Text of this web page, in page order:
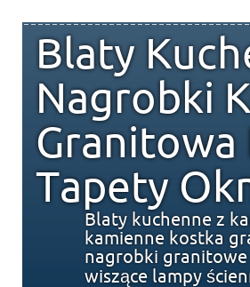
Blaty
Nagrobki
Granitowa
Tapety
Blaty kuchenne z
kamienne kostka
nagrobki
wiszące lampy